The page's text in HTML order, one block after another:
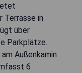
Terrasse in
über
Parkplätze.
Außenkamin
6